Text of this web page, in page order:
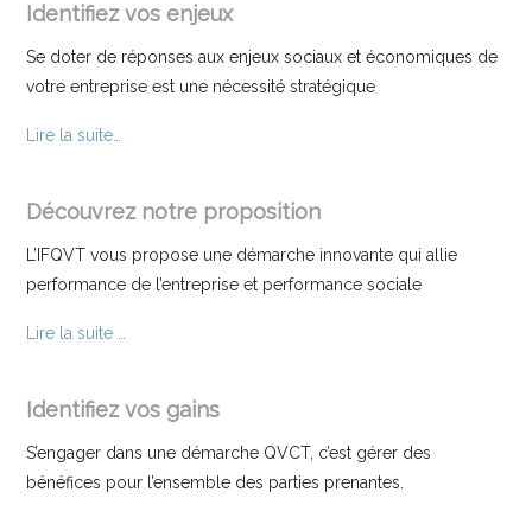
Identifiez vos enjeux
Se doter de réponses aux enjeux sociaux et économiques de
votre entreprise est une nécessité stratégique
Lire la suite…
Découvrez notre proposition
L’IFQVT vous propose une démarche innovante qui allie
performance de l’entreprise et performance sociale
Lire la suite …
Identifiez vos gains
S’engager dans une démarche QVCT, c’est gérer des
bénéfices pour l’ensemble des parties prenantes.